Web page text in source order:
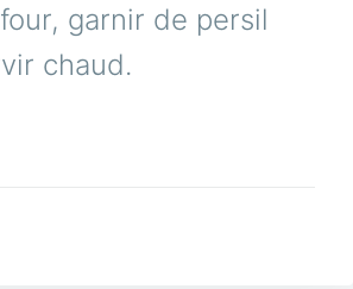
garnir de persil
chaud.